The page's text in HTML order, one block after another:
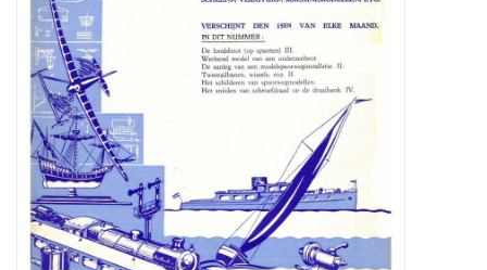
Neue Zeichnungen
NEUE ZEITSCHRIFTEN
ABONNEMENT DER
MODELLBAUER
Baubeschreibungen